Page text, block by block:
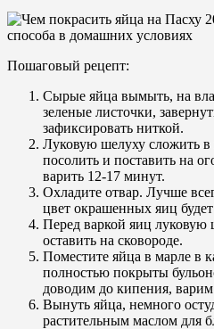
Пошаговый рецепт:
Сырые яйца вымыть, на
зеленые листочки,
зафиксировать ниткой.
Луковую шелуху сложить
посолить и поставить на
варить 12-17 минут.
Охладите отвар. Лучше
цвет окрашенных яиц
Перед варкой яиц луковую
оставить на сковороде.
Поместите яйца в марле в
полностью покрыты
доводим до кипения,
Вынуть яйца, немного
растительным маслом для